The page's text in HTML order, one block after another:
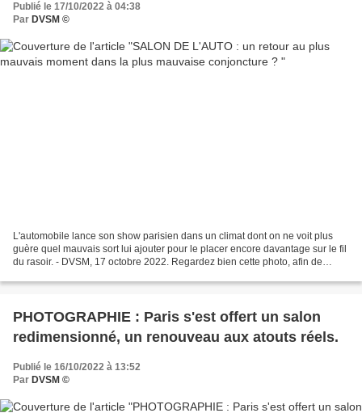
Publié le 17/10/2022 à 04:38
Par DVSM ©
L'automobile lance son show parisien dans un climat dont on ne voit plus
guère quel mauvais sort lui ajouter pour le placer encore davantage sur le fil
du rasoir. - DVSM, 17 octobre 2022. Regardez bien cette photo, afin de
PHOTOGRAPHIE : Paris s'est offert un salon
redimensionné, un renouveau aux atouts réels.
Publié le 16/10/2022 à 13:52
Par DVSM ©